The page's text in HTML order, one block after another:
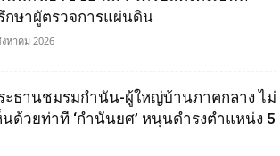
กษาผูัตรวจการแผ่นดิน
หาคม 2026
ะธานชมรมกำนัน-ผู้ใหญ่บ้านภาคกลาง ไม่
นด้วยท่าที ‘กำนันยศ’ หนุนดำรงตำแหน่ง 5